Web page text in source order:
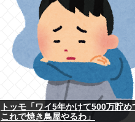
トッモ「ワイ5年かけて500万貯め
これで焼き鳥屋やるわ」